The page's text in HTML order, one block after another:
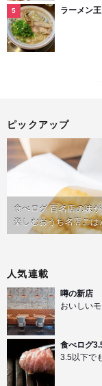
ラーメン
ピックアップ
食べログ 百名店の味
楽しむおうち名店ご
人気連載
噂の新店
おいしい
食べログ
3.5以下で